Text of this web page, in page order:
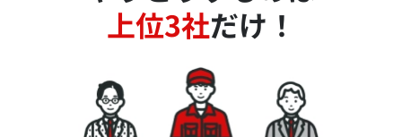
上位3社だけ！